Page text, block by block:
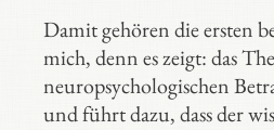
Damit gehören die ersten
mich, denn es zeigt: das
neuropsychologischen
und führt dazu, dass der